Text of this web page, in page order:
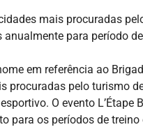
mais procuradas
para período
em referência ao
procuradas pelo turismo
O evento
para os períodos de